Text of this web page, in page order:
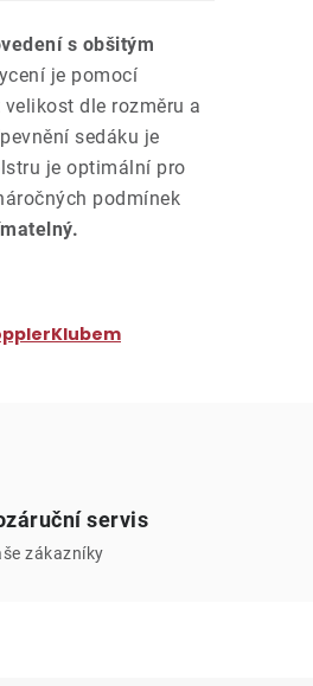
s obšitým
je pomocí
dle rozměru a
sedáku je
je optimální pro
podmínek
servis
zákazníky